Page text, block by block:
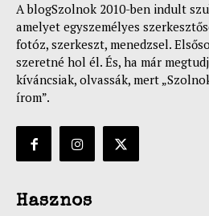
A blogSzolnok 2010-ben indult
amelyet egyszemélyes
fotóz, szerkeszt, menedzsel.
szeretné hol él. És, ha már
kíváncsiak, olvassák, mert
írom”.
Hasznos